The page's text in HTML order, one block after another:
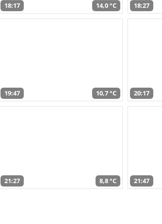
18:17 14,0 °C 18:27
19:47 10,7 °C 20:17
21:27 8,8 °C 21:47